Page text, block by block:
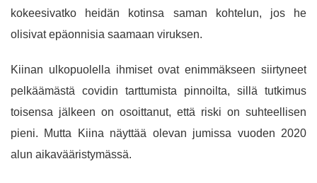
kokeesivatko heidän kotinsa saman kohtelun, jos he
olisivat epäonnisia saamaan viruksen.
Kiinan ulkopuolella ihmiset ovat enimmäkseen siirtyneet
pelkäämästä covidin tarttumista pinnoilta, sillä tutkimus
toisensa jälkeen on osoittanut, että riski on suhteellisen
pieni. Mutta Kiina näyttää olevan jumissa vuoden 2020
alun aikavääristymässä.